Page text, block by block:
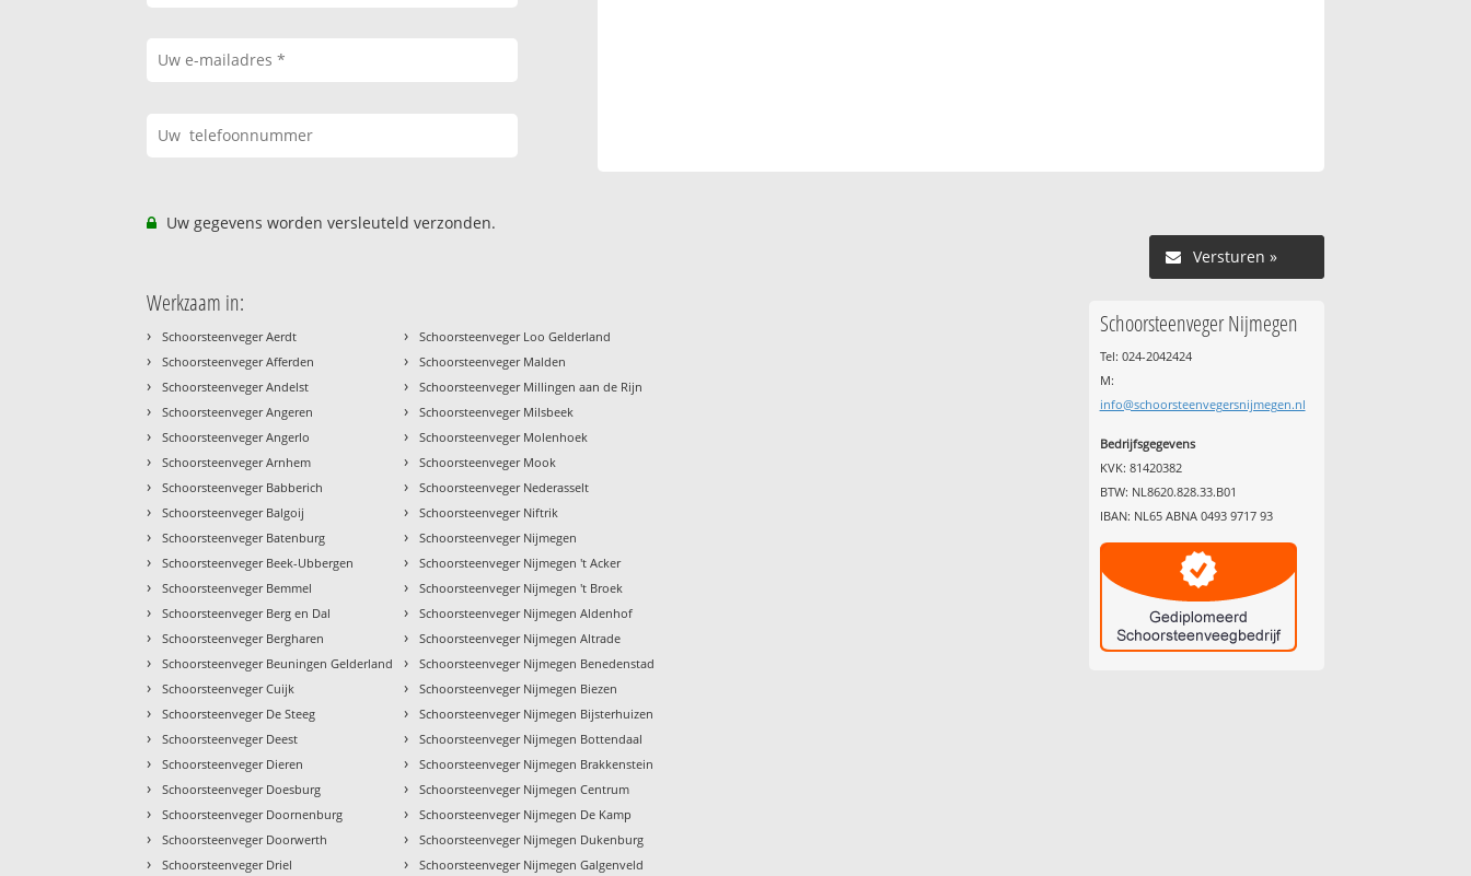
Uw gegevens worden versleuteld verzonden.
Versturen »
Werkzaam in:
› Schoorsteenveger Aerdt
› Schoorsteenveger Afferden
› Schoorsteenveger Andelst
› Schoorsteenveger Angeren
› Schoorsteenveger Angerlo
› Schoorsteenveger Arnhem
› Schoorsteenveger Babberich
› Schoorsteenveger Balgoij
› Schoorsteenveger Batenburg
› Schoorsteenveger Beek-Ubbergen
› Schoorsteenveger Bemmel
› Schoorsteenveger Berg en Dal
› Schoorsteenveger Bergharen
› Schoorsteenveger Beuningen Gelderland
› Schoorsteenveger Cuijk
› Schoorsteenveger De Steeg
› Schoorsteenveger Deest
› Schoorsteenveger Dieren
› Schoorsteenveger Doesburg
› Schoorsteenveger Doornenburg
› Schoorsteenveger Doorwerth
› Schoorsteenveger Driel
› Schoorsteenveger Loo Gelderland
› Schoorsteenveger Malden
› Schoorsteenveger Millingen aan de Rijn
› Schoorsteenveger Milsbeek
› Schoorsteenveger Molenhoek
› Schoorsteenveger Mook
› Schoorsteenveger Nederasselt
› Schoorsteenveger Niftrik
› Schoorsteenveger Nijmegen
› Schoorsteenveger Nijmegen 't Acker
› Schoorsteenveger Nijmegen 't Broek
› Schoorsteenveger Nijmegen Aldenhof
› Schoorsteenveger Nijmegen Altrade
› Schoorsteenveger Nijmegen Benedenstad
› Schoorsteenveger Nijmegen Biezen
› Schoorsteenveger Nijmegen Bijsterhuizen
› Schoorsteenveger Nijmegen Bottendaal
› Schoorsteenveger Nijmegen Brakkenstein
› Schoorsteenveger Nijmegen Centrum
› Schoorsteenveger Nijmegen De Kamp
› Schoorsteenveger Nijmegen Dukenburg
› Schoorsteenveger Nijmegen Galgenveld
Schoorsteenveger Nijmegen
Tel: 024-2042424
M:
info@schoorsteenvegersnijmegen.nl
Bedrijfsgegevens
KVK: 81420382
BTW: NL8620.828.33.B01
IBAN: NL65 ABNA 0493 9717 93